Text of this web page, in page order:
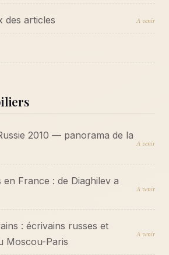
des articles A venir
2010 — panorama de la
A venir
en France : de Diaghilev a
A venir
: écrivains russes et
Moscou-Paris
A venir